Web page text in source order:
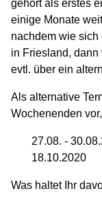
gehört als erstes
einige Monate
nachdem wie
in Friesland,
evtl. über ein
Als alternative
Wochenenden
27.08. -
18.10.2020
Was haltet Ihr